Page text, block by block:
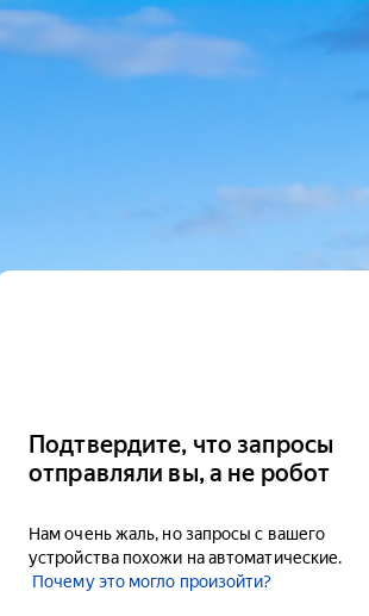
Подтвердите, что запросы
отправляли вы, а не робот
Нам очень жаль, но запросы с вашего
устройства похожи на автоматические.
Почему это могло произойти?